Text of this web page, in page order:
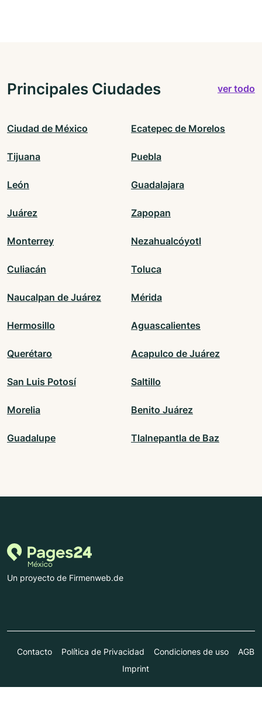
Principales Ciudades ver todo
Ciudad de México Ecatepec de Morelos
Tijuana Puebla
León Guadalajara
Juárez Zapopan
Monterrey Nezahualcóyotl
Culiacán Toluca
Naucalpan de Juárez Mérida
Hermosillo Aguascalientes
Querétaro Acapulco de Juárez
San Luis Potosí Saltillo
Morelia Benito Juárez
Guadalupe Tlalnepantla de Baz
Un proyecto de Firmenweb.de
Contacto Política de Privacidad Condiciones de uso
AGB
Imprint